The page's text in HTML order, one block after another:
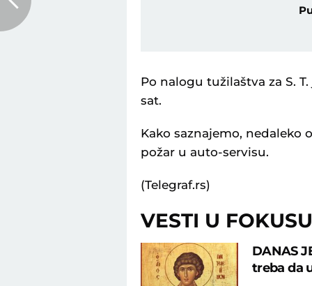
Po nalogu tužilaštva za S.
sat.
Kako saznajemo,
požar u auto-servisu.
(Telegraf.rs)
VESTI U FOKUSU
DANAS
treba da